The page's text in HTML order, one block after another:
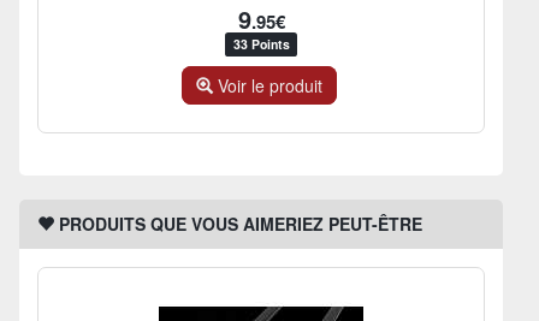
9.95€
33 Points
Voir le produit
PRODUITS QUE VOUS AIMERIEZ PEUT-ÊTRE